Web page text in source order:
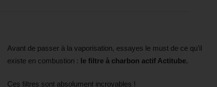
Avant de passer à la vaporisation, essayes le must de ce qu’il
existe en combustion : le filtre à charbon actif Actitube.
Ces filtres sont absolument incroyables !